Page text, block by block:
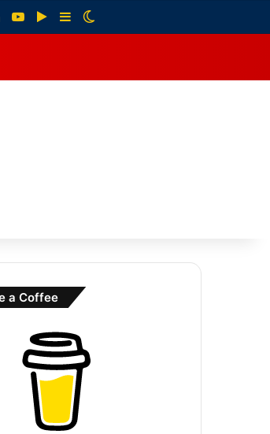
LinkedInYouTubeGoogle Play
Sidebar
a Coffee